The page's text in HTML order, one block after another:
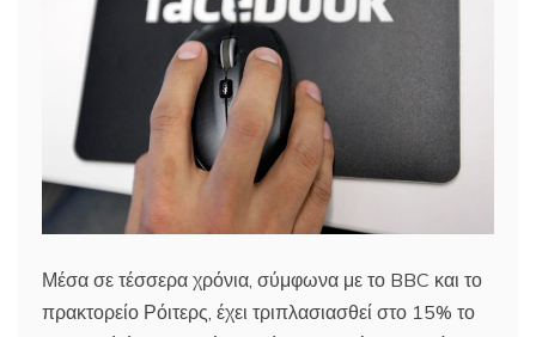
Μέσα σε τέσσερα χρόνια, σύμφωνα με το BBC και το
πρακτορείο Ρόιτερς, έχει τριπλασιασθεί στο 15% το